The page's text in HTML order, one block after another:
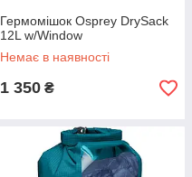
Гермомішок Osprey DrySack
12L w/Window
Немає в наявності
1 350 ₴